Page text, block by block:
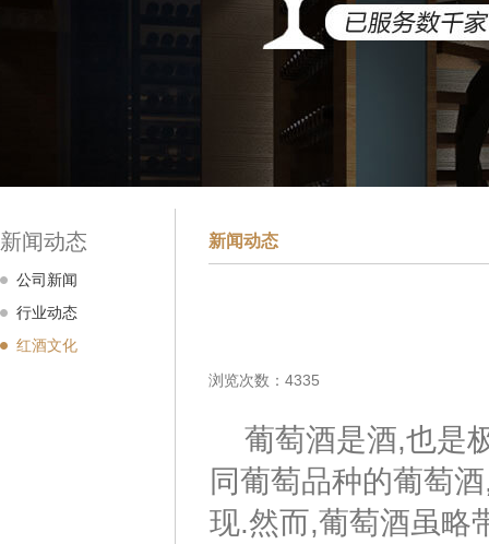
新闻动态
公司新闻
行业动态
红酒文化
新闻动态
浏览次数：4335
葡萄酒是酒,也是
同葡萄品种的葡萄
现.然而,葡萄酒虽略